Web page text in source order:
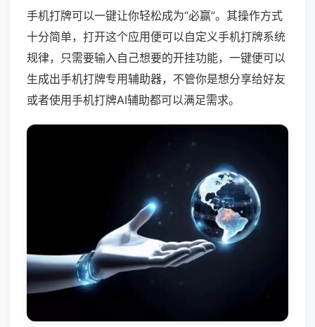
手机打牌可以一键让你轻松成为“必赢”。其操作方式
十分简单，打开这个应用便可以自定义手机打牌系统
规律，只需要输入自己想要的开挂功能，一键便可以
生成出手机打牌专用辅助器，不管你是想分享给好友
或者使用手机打牌AI辅助都可以满足需求。